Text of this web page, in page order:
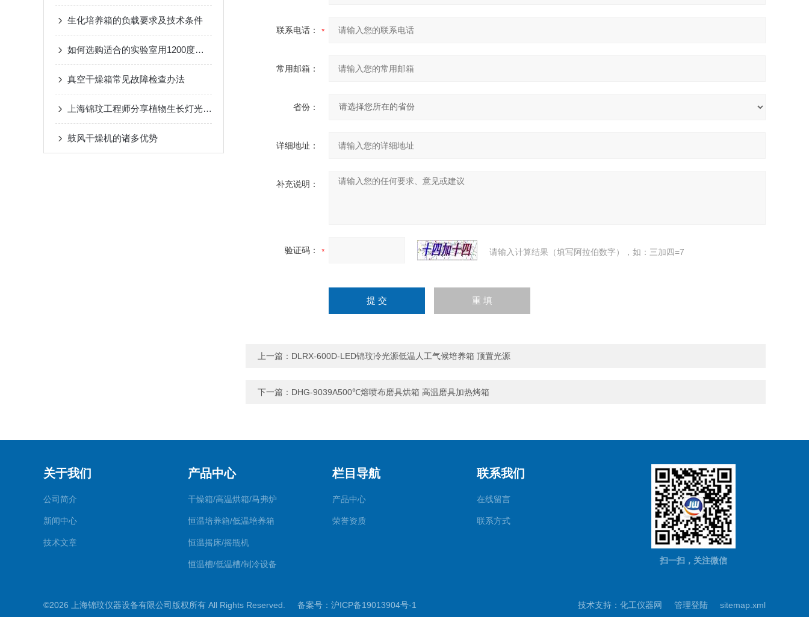
生化培养箱的负载要求及技术条件
如何选购适合的实验室用1200度箱式马弗炉？
真空干燥箱常见故障检查办法
上海锦玟工程师分享植物生长灯光配比
鼓风干燥机的诸多优势
联系电话：
常用邮箱：
省份：
详细地址：
补充说明：
验证码： 请输入计算结果（填写阿拉伯数字），如：三加四=7
上一篇： DLRX-600D-LED锦玟冷光源低温人工气候培养箱 顶置光源
下一篇： DHG-9039A500℃熔喷布磨具烘箱 高温磨具加热烤箱
关于我们
公司简介
新闻中心
技术文章
产品中心
干燥箱/高温烘箱/马弗炉
恒温培养箱/低温培养箱
恒温摇床/摇瓶机
恒温槽/低温槽/制冷设备
超声波仪器
栏目导航
产品中心
荣誉资质
联系我们
在线留言
联系方式
扫一扫，关注微信
©2026 上海锦玟仪器设备有限公司版权所有 All Rights Reserved. 备案号：沪ICP备19013904号-1 技术支持： 化工仪器网 管理登陆 sitemap.xml